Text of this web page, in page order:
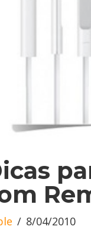
8/04/2010